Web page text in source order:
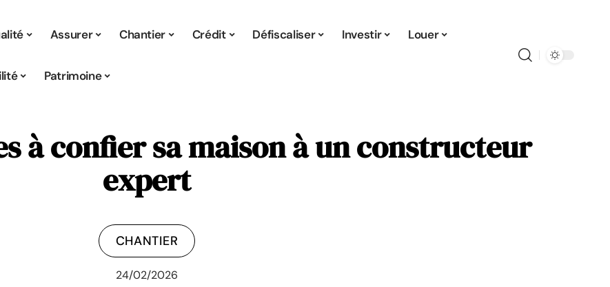
Assurer Chantier Crédit Défiscaliser Investir Louer
Patrimoine
à confier sa maison à un constructeur
expert
CHANTIER
24/02/2026